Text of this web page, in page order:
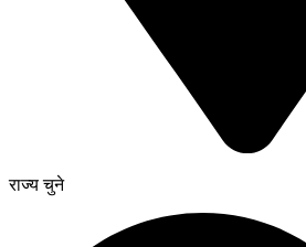
राज्य चुने